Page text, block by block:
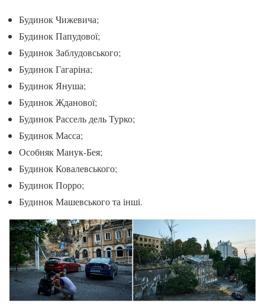
Будинок Чижевича;
Будинок Папудової;
Будинок Заблудовського;
Будинок Гагаріна;
Будинок Януша;
Будинок Жданової;
Будинок Рассель дель Турко;
Будинок Масса;
Особняк Манук-Бея;
Будинок Ковалевського;
Будинок Порро;
Будинок Машевського та інші.